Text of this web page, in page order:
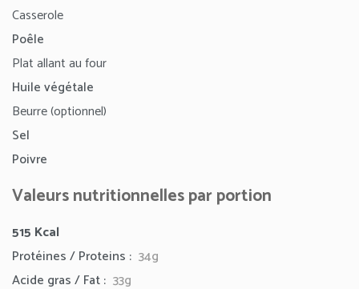
Casserole
Poêle
Plat allant au four
Huile végétale
Beurre (optionnel)
Sel
Poivre
Valeurs nutritionnelles par portion
515 Kcal
Protéines / Proteins : 34g
Acide gras / Fat : 33g